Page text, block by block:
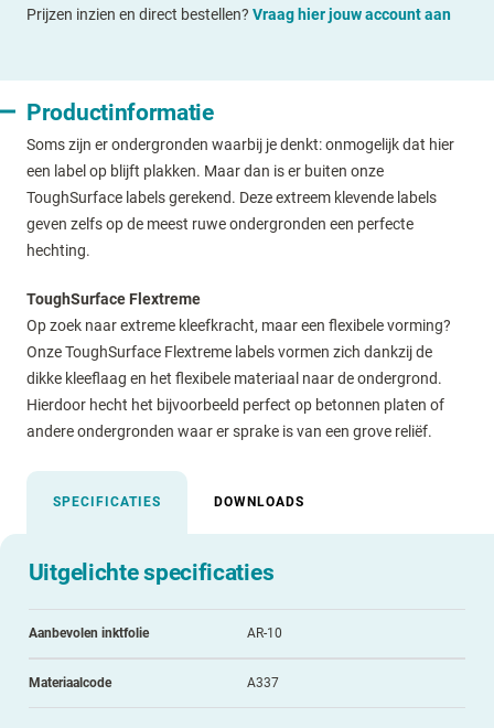
Prijzen inzien en direct bestellen? Vraag hier jouw account aan
Productinformatie
Soms zijn er ondergronden waarbij je denkt: onmogelijk dat hier
een label op blijft plakken. Maar dan is er buiten onze
ToughSurface labels gerekend. Deze extreem klevende labels
geven zelfs op de meest ruwe ondergronden een perfecte
hechting.
ToughSurface Flextreme
Op zoek naar extreme kleefkracht, maar een flexibele vorming?
Onze ToughSurface Flextreme labels vormen zich dankzij de
dikke kleeflaag en het flexibele materiaal naar de ondergrond.
Hierdoor hecht het bijvoorbeeld perfect op betonnen platen of
andere ondergronden waar er sprake is van een grove reliëf.
SPECIFICATIES DOWNLOADS
Uitgelichte specificaties
Aanbevolen inktfolie AR-10
Materiaalcode A337